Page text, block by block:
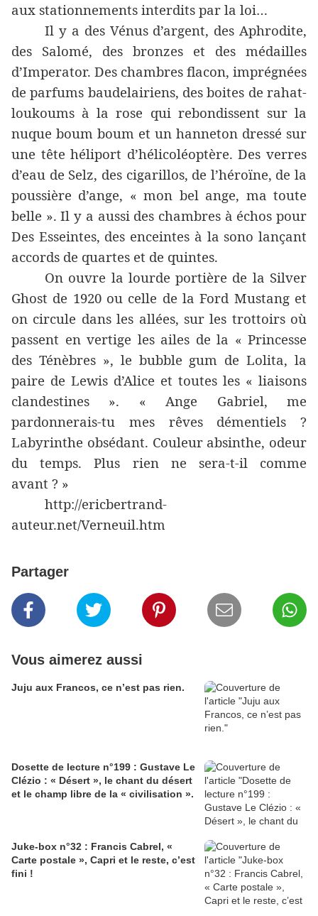
aux stationnements interdits par la loi…
Il y a des Vénus d’argent, des Aphrodite,
des Salomé, des bronzes et des médailles
d’Imperator. Des chambres flacon, imprégnées
de parfums baudelairiens, des boites de rahat-
loukoums à la rose qui rebondissent sur la
nuque boum boum et un hanneton dressé sur
une tête héliport d’hélicoléoptère. Des verres
d’eau de Selz, des cigarillos, de l’héroïne, de la
poussière d’ange, « mon bel ange, ma toute
belle ». Il y a aussi des chambres à échos pour
Des Esseintes, des enceintes à la sono lançant
accords de quartes et de quintes.
On ouvre la lourde portière de la Silver
Ghost de 1920 ou celle de la Ford Mustang et
on circule dans les allées, sur les trottoirs où
passent en vertige les ailes de la « Princesse
des Ténèbres », le bubble gum de Lolita, la
paire de Lewis d’Alice et toutes les « liaisons
clandestines ». « Ange Gabriel, me
pardonnerais-tu mes rêves démentiels ?
Labyrinthe obsédant. Couleur absinthe, odeur
du temps. Plus rien ne sera-t-il comme
avant ? »
http://ericbertrand-
auteur.net/Verneuil.htm
Partager
Vous aimerez aussi
Juju aux Francos, ce n’est pas rien.
Dosette de lecture n°199 : Gustave Le
Clézio : « Désert », le chant du désert
et le champ libre de la « civilisation ».
Juke-box n°32 : Francis Cabrel, «
Carte postale », Capri et le reste, c’est
fini !